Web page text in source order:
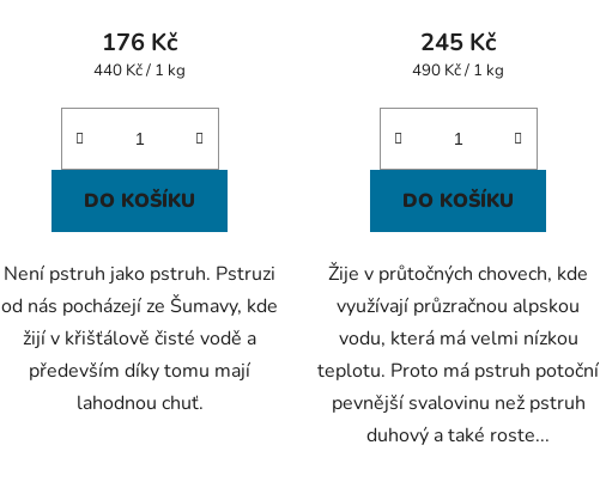
176 Kč
Měrná
440 Kč / 1 kg
DO KOŠÍKU
Není pstruh jako pstruh. Pstruzi
od nás pocházejí ze Šumavy, kde
žijí v křišťálově čisté vodě a
především díky tomu mají
lahodnou chuť.
245 Kč
Měrná
490 Kč / 1 kg
DO KOŠÍKU
Žije v průtočných chovech, kde
využívají průzračnou alpskou
vodu, která má velmi nízkou
teplotu. Proto má pstruh potoční
pevnější svalovinu než pstruh
duhový a také roste...